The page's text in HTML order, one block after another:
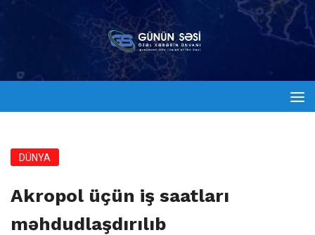
DÜNYA
Akropol üçün iş saatları
məhdudlaşdırılıb